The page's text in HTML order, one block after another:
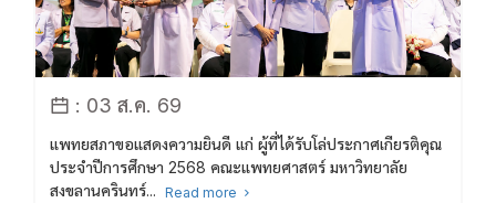
: 03 ส.ค. 69
แพทยสภาขอแสดงความยินดี แก่ ผู้ที่ได้รับโล่ประกาศเกียรติคุณ
ประจำปีการศึกษา 2568 คณะแพทยศาสตร์ มหาวิทยาลัย
สงขลานครินทร์... Read more